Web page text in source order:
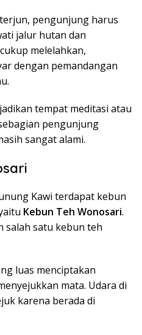
pengunjung harus
jalur hutan dan
melelahkan,
dengan pemandangan
tempat meditasi atau
pengunjung
sangat alami.
Kawi terdapat kebun
Kebun Teh Wonosari.
salah satu kebun teh
luas menciptakan
mata. Udara di
karena berada di